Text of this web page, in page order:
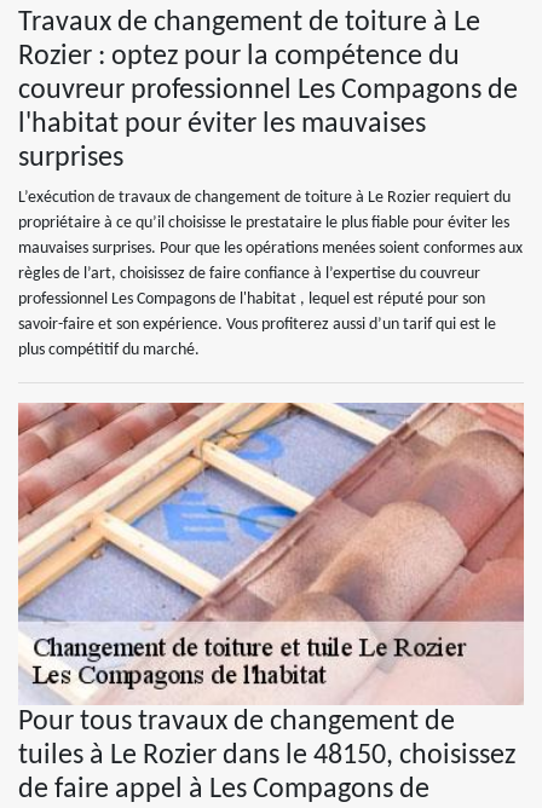
Travaux de changement de toiture à Le
Rozier : optez pour la compétence du
couvreur professionnel Les Compagons de
l'habitat pour éviter les mauvaises
surprises
L’exécution de travaux de changement de toiture à Le Rozier requiert du
propriétaire à ce qu’il choisisse le prestataire le plus fiable pour éviter les
mauvaises surprises. Pour que les opérations menées soient conformes aux
règles de l’art, choisissez de faire confiance à l’expertise du couvreur
professionnel Les Compagons de l'habitat , lequel est réputé pour son
savoir-faire et son expérience. Vous profiterez aussi d’un tarif qui est le
plus compétitif du marché.
Pour tous travaux de changement de
tuiles à Le Rozier dans le 48150, choisissez
de faire appel à Les Compagons de